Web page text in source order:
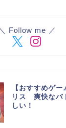
＼ Follow me ／
【おすすめゲ
リス 爽快なバ
しい！